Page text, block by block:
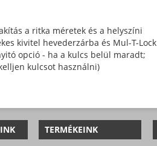
a ritka méretek és a helyszíni
kivitel hevederzárba és Mul-T-Lock
opció - ha a kulcs belül maradt;
kulcsot használni)
TERMÉKEINK